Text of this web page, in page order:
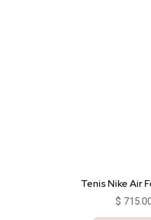
Tenis Nike Air
$